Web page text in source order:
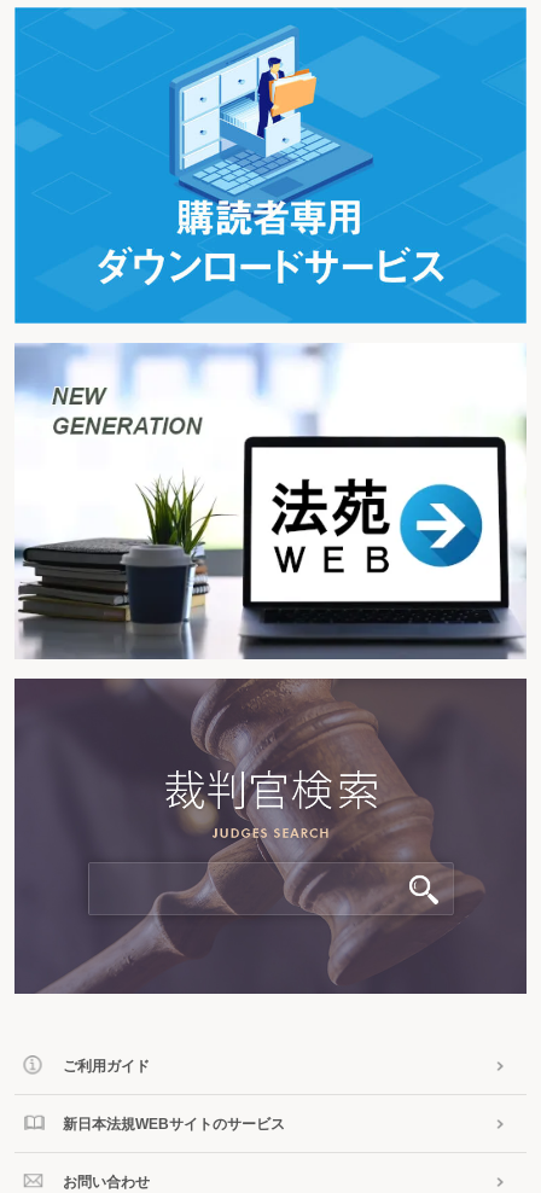
ご利用ガイド
新日本法規WEBサイトのサービス
お問い合わせ